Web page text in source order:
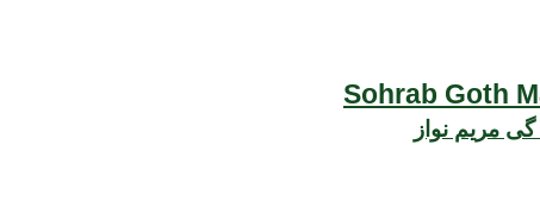
Sohrab Goth
مریم نواز